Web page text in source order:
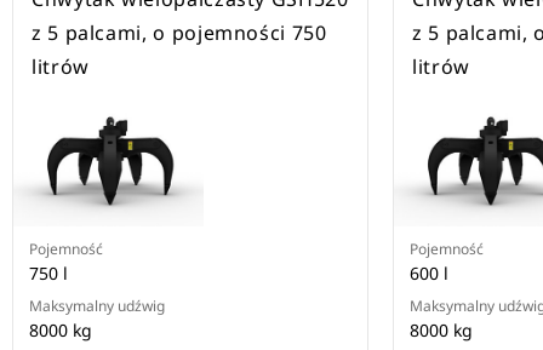
z 5 palcami, o pojemności 750
litrów
Pojemność
750 l
Maksymalny udźwig
8000 kg
z 5 palcami,
litrów
Pojemność
600 l
Maksymalny
8000 kg